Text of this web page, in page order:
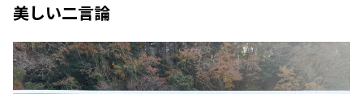
美しい二言論